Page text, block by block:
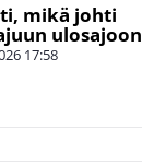
mikä johti
ulosajoon
17:58